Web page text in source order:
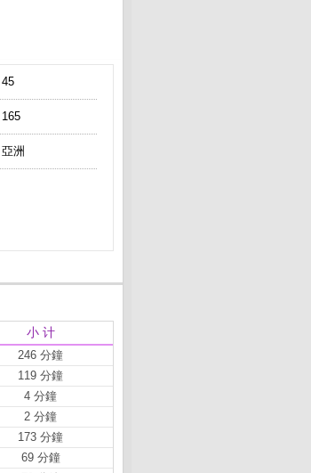
洲
小 计
246 分鐘
119 分鐘
4 分鐘
2 分鐘
173 分鐘
69 分鐘